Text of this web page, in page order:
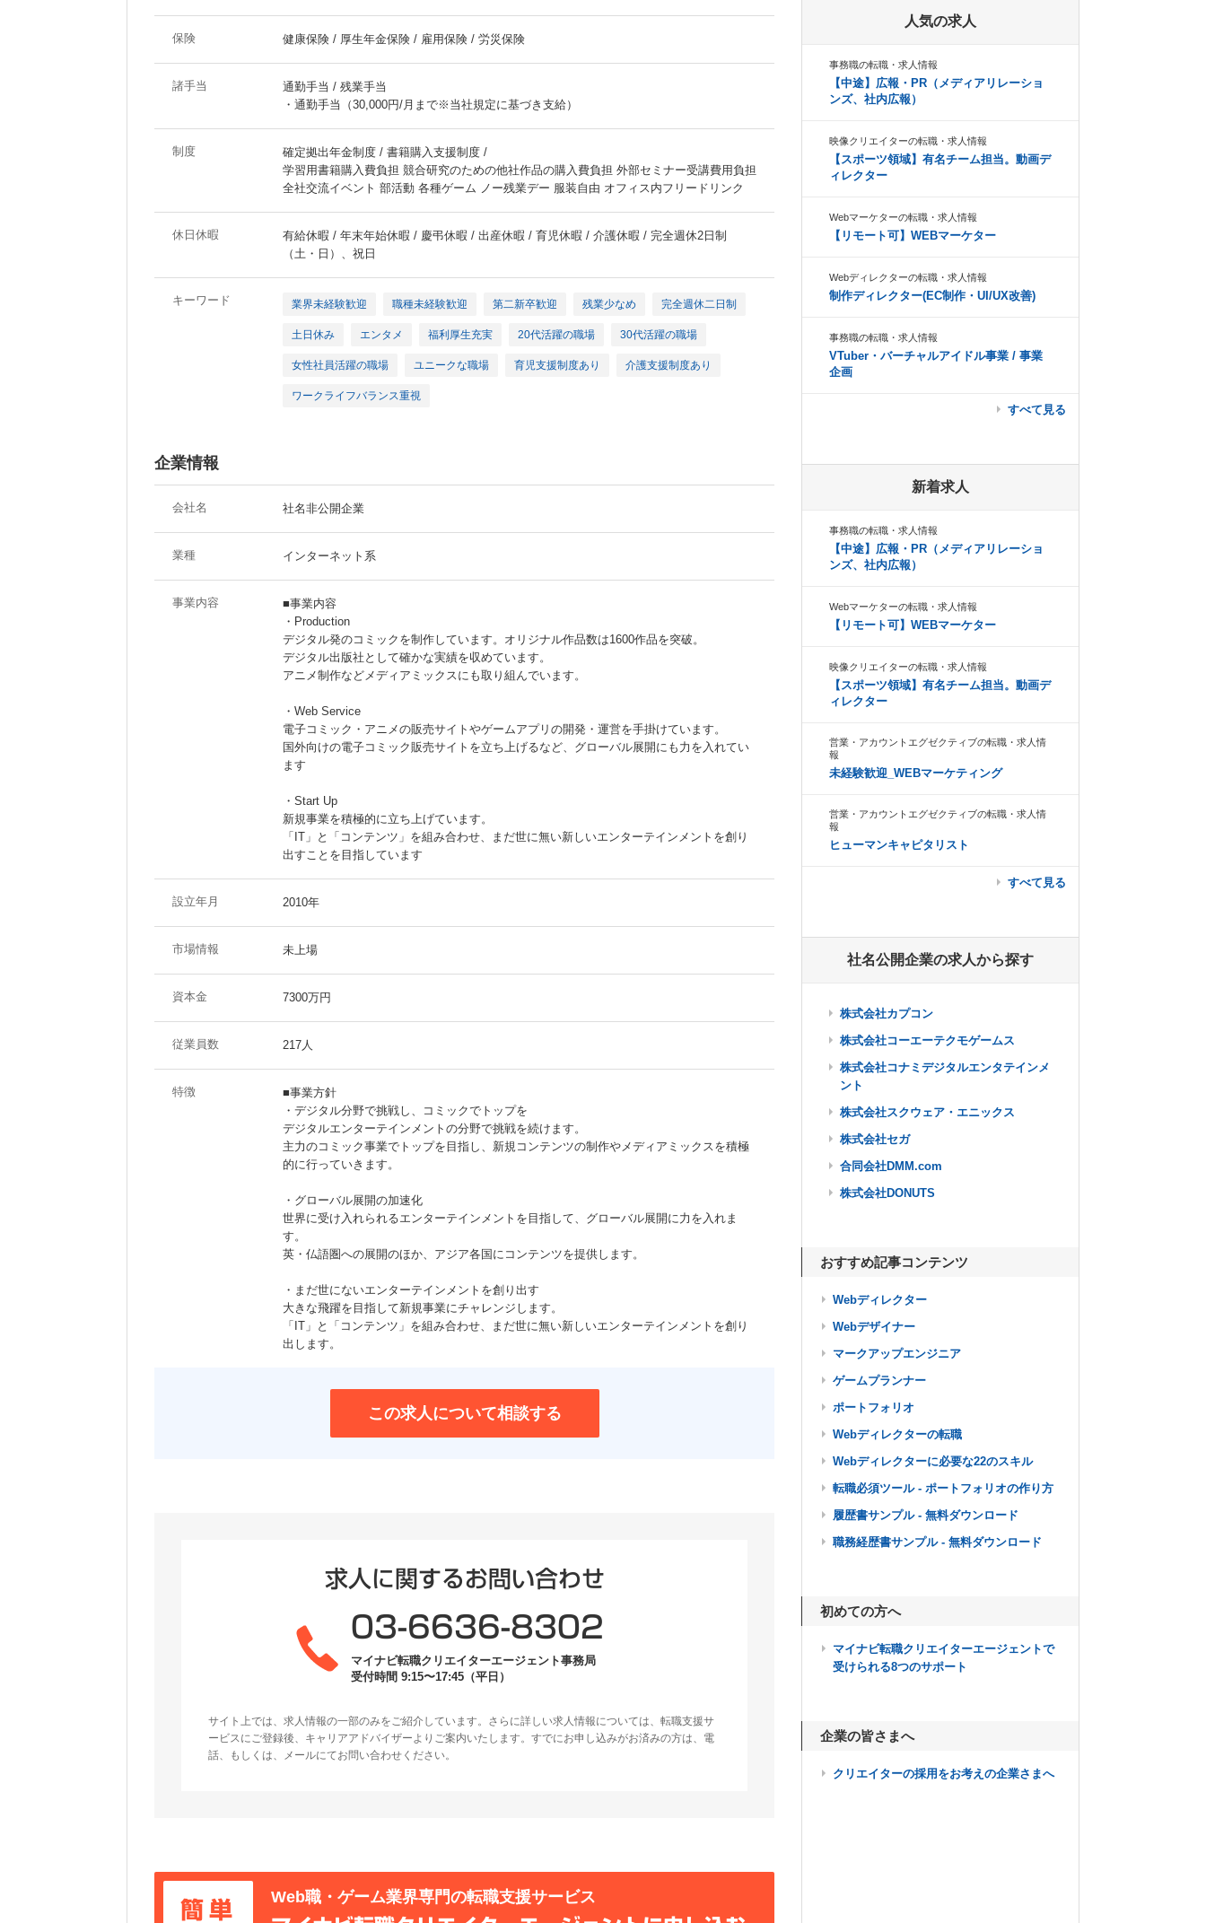
保険 健康保険 / 厚生年金保険 / 雇用保険 / 労災保険
諸手当
通勤手当 / 残業手当
・通勤手当（30,000円/月まで※当社規定に基づき支給）
制度
確定拠出年金制度 / 書籍購入支援制度 /
学習用書籍購入費負担 競合研究のための他社作品の購入費負担 外部セミナー受講費用負担
全社交流イベント 部活動 各種ゲーム ノー残業デー 服装自由 オフィス内フリードリンク
休日休暇
有給休暇 / 年末年始休暇 / 慶弔休暇 / 出産休暇 / 育児休暇 / 介護休暇 / 完全週休2日制
（土・日）、祝日
キーワード 業界未経験歓迎 職種未経験歓迎 第二新卒歓迎 残業少なめ 完全週休二日制
土日休み エンタメ 福利厚生充実 20代活躍の職場 30代活躍の職場
女性社員活躍の職場 ユニークな職場 育児支援制度あり 介護支援制度あり
ワークライフバランス重視
企業情報
会社名 社名非公開企業
業種 インターネット系
事業内容
■事業内容
・Production
デジタル発のコミックを制作しています。オリジナル作品数は1600作品を突破。
デジタル出版社として確かな実績を収めています。
アニメ制作などメディアミックスにも取り組んでいます。
・Web Service
電子コミック・アニメの販売サイトやゲームアプリの開発・運営を手掛けています。
国外向けの電子コミック販売サイトを立ち上げるなど、グローバル展開にも力を入れてい
ます
・Start Up
新規事業を積極的に立ち上げています。
「IT」と「コンテンツ」を組み合わせ、まだ世に無い新しいエンターテインメントを創り
出すことを目指しています
設立年月 2010年
市場情報 未上場
資本金 7300万円
従業員数 217人
特徴
■事業方針
・デジタル分野で挑戦し、コミックでトップを
デジタルエンターテインメントの分野で挑戦を続けます。
主力のコミック事業でトップを目指し、新規コンテンツの制作やメディアミックスを積極
的に行っていきます。
・グローバル展開の加速化
世界に受け入れられるエンターテインメントを目指して、グローバル展開に力を入れま
す。
英・仏語圏への展開のほか、アジア各国にコンテンツを提供します。
・まだ世にないエンターテインメントを創り出す
大きな飛躍を目指して新規事業にチャレンジします。
「IT」と「コンテンツ」を組み合わせ、まだ世に無い新しいエンターテインメントを創り
出します。
この求人について相談する
求人に関するお問い合わせ
03-6636-8302
マイナビ転職クリエイターエージェント事務局
受付時間 9:15〜17:45（平日）
サイト上では、求人情報の一部のみをご紹介しています。さらに詳しい求人情報については、転職支援サ
ービスにご登録後、キャリアアドバイザーよりご案内いたします。すでにお申し込みがお済みの方は、電
話、もしくは、メールにてお問い合わせください。
簡単
Web職・ゲーム業界専門の転職支援サービス
人気の求人
事務職の転職・求人情報
【中途】広報・PR（メディアリレーショ
ンズ、社内広報）
映像クリエイターの転職・求人情報
【スポーツ領域】有名チーム担当。動画デ
ィレクター
Webマーケターの転職・求人情報
【リモート可】WEBマーケター
Webディレクターの転職・求人情報
制作ディレクター(EC制作・UI/UX改善)
事務職の転職・求人情報
VTuber・バーチャルアイドル事業 / 事業
企画
すべて見る
新着求人
事務職の転職・求人情報
【中途】広報・PR（メディアリレーショ
ンズ、社内広報）
Webマーケターの転職・求人情報
【リモート可】WEBマーケター
映像クリエイターの転職・求人情報
【スポーツ領域】有名チーム担当。動画デ
ィレクター
営業・アカウントエグゼクティブの転職・求人情
報
未経験歓迎_WEBマーケティング
営業・アカウントエグゼクティブの転職・求人情
報
ヒューマンキャピタリスト
すべて見る
社名公開企業の求人から探す
株式会社カプコン
株式会社コーエーテクモゲームス
株式会社コナミデジタルエンタテインメ
ント
株式会社スクウェア・エニックス
株式会社セガ
合同会社DMM.com
株式会社DONUTS
おすすめ記事コンテンツ
Webディレクター
Webデザイナー
マークアップエンジニア
ゲームプランナー
ポートフォリオ
Webディレクターの転職
Webディレクターに必要な22のスキル
転職必須ツール - ポートフォリオの作り方
履歴書サンプル - 無料ダウンロード
職務経歴書サンプル - 無料ダウンロード
初めての方へ
マイナビ転職クリエイターエージェントで
受けられる8つのサポート
企業の皆さまへ
クリエイターの採用をお考えの企業さまへ